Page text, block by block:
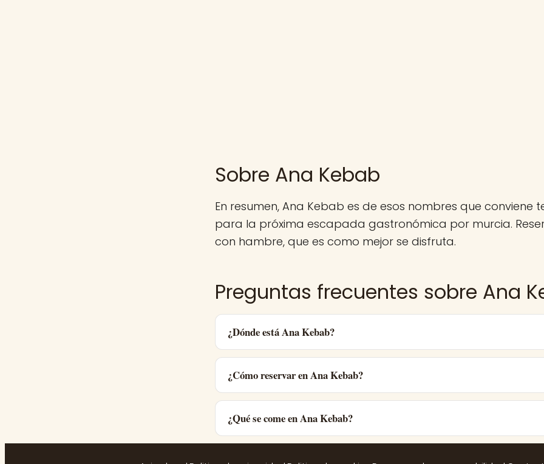
Sobre Ana Kebab
En resumen, Ana Kebab es de esos nombres que conviene
para la próxima escapada gastronómica por murcia.
con hambre, que es como mejor se disfruta.
Preguntas frecuentes sobre Ana
¿Dónde está Ana Kebab?
¿Cómo reservar en Ana Kebab?
¿Qué se come en Ana Kebab?